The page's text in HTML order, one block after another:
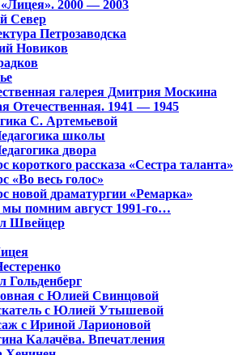
2000 — 2003
Север
Петрозаводска
Новиков
галерея Дмитрия Москина
Отечественная. 1941 — 1945
С. Артемьевой
школы
двора
короткого рассказа «Сестра таланта»
«Во весь голос»
новой драматургии «Ремарка»
помним август 1991-го…
Швейцер
Гольденберг
с Юлией Свинцовой
с Юлией Утышевой
с Ириной Ларионовой
Калачёва. Впечатления